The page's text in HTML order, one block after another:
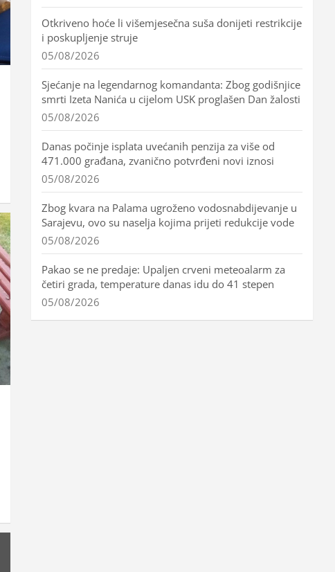
Otkriveno hoće li višemjesečna suša donijeti restrikcije
i poskupljenje struje
05/08/2026
Sjećanje na legendarnog komandanta: Zbog godišnjice
smrti Izeta Nanića u cijelom USK proglašen Dan žalosti
05/08/2026
Danas počinje isplata uvećanih penzija za više od
471.000 građana, zvanično potvrđeni novi iznosi
05/08/2026
Zbog kvara na Palama ugroženo vodosnabdijevanje u
Sarajevu, ovo su naselja kojima prijeti redukcije vode
05/08/2026
Pakao se ne predaje: Upaljen crveni meteoalarm za
četiri grada, temperature danas idu do 41 stepen
05/08/2026